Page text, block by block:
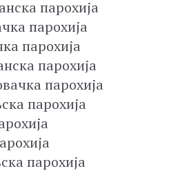
парохија
парохија
парохија
парохија
парохија
парохија
парохија